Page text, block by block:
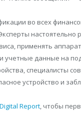
во всех
настоятельно
применять
учетные данные на
специалисты
устройство и
Digital Report, чтобы